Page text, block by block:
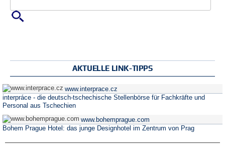
AKTUELLE LINK-TIPPS
www.interprace.cz
interpráce - die deutsch-tschechische Stellenbörse für Fachkräfte und
Personal aus Tschechien
www.bohemprague.com
Bohem Prague Hotel: das junge Designhotel im Zentrum von Prag